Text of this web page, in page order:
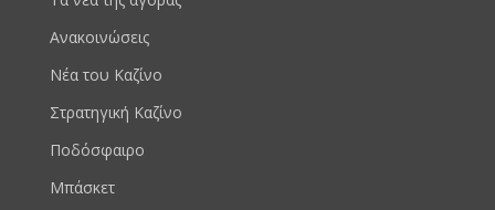
Ανακοινώσεις
Νέα του Καζίνο
Στρατηγική Καζίνο
Ποδόσφαιρο
Μπάσκετ